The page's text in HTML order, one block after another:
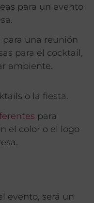
para un evento
una reunión
para el cocktail,
ambiente.
o la fiesta.
para
el color o el logo
evento, será un